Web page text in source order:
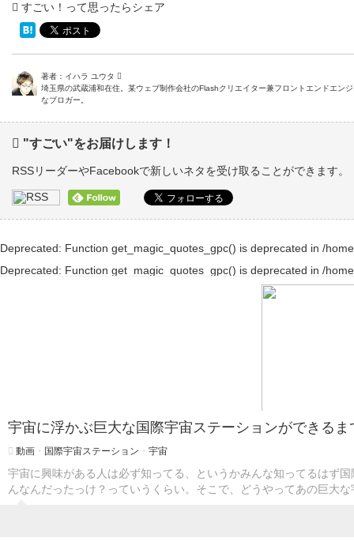
すごい！って思ったらシェア
著者：イハラ ユウタ
埼玉県の武蔵浦和在住。某ウェブ制作会社のFlashクリエイター兼フロントエンドエン
なブロガー。
"すごい"をお届けします！
RSSリーダーやFacebookで新しいネタを受け取ることができます。
Deprecated: Function get_magic_quotes_gpc() is deprecated in /
Deprecated: Function get_magic_quotes_gpc() is deprecated in /
宇宙に浮かぶ巨大な国際宇宙ステーションができるま
動画 ・ 国際宇宙ステーション ・ 宇宙
宇宙に興味がある人は必ず知ってる、というかみんな知ってるはず
んなんだったっけ？っていうくらい。そこで、どうやってあの巨大